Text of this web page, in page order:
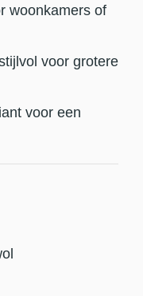
woonkamers of
voor grotere
voor een